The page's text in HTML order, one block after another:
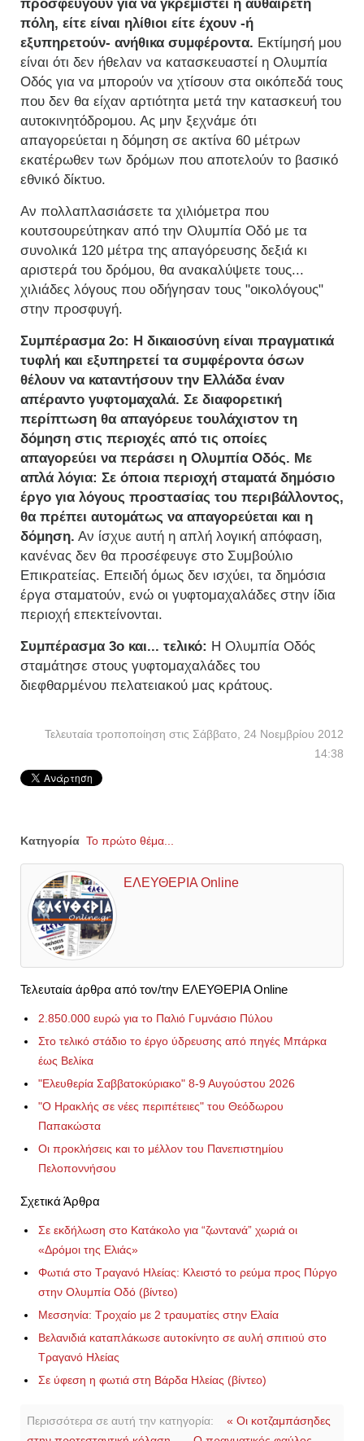
προσφεύγουν για να γκρεμιστεί η αυθαίρετη
πόλη, είτε είναι ηλίθιοι είτε έχουν -ή
εξυπηρετούν- ανήθικα συμφέροντα. Εκτίμησή μου
είναι ότι δεν ήθελαν να κατασκευαστεί η Ολυμπία
Οδός για να μπορούν να χτίσουν στα οικόπεδά τους
που δεν θα είχαν αρτιότητα μετά την κατασκευή του
αυτοκινητόδρομου. Ας μην ξεχνάμε ότι
απαγορεύεται η δόμηση σε ακτίνα 60 μέτρων
εκατέρωθεν των δρόμων που αποτελούν το βασικό
εθνικό δίκτυο.
Αν πολλαπλασιάσετε τα χιλιόμετρα που
κουτσουρεύτηκαν από την Ολυμπία Οδό με τα
συνολικά 120 μέτρα της απαγόρευσης δεξιά κι
αριστερά του δρόμου, θα ανακαλύψετε τους...
χιλιάδες λόγους που οδήγησαν τους "οικολόγους"
στην προσφυγή.
Συμπέρασμα 2ο: Η δικαιοσύνη είναι πραγματικά
τυφλή και εξυπηρετεί τα συμφέροντα όσων
θέλουν να καταντήσουν την Ελλάδα έναν
απέραντο γυφτομαχαλά. Σε διαφορετική
περίπτωση θα απαγόρευε τουλάχιστον τη
δόμηση στις περιοχές από τις οποίες
απαγορεύει να περάσει η Ολυμπία Οδός. Με
απλά λόγια: Σε όποια περιοχή σταματά δημόσιο
έργο για λόγους προστασίας του περιβάλλοντος,
θα πρέπει αυτομάτως να απαγορεύεται και η
δόμηση. Αν ίσχυε αυτή η απλή λογική απόφαση,
κανένας δεν θα προσέφευγε στο Συμβούλιο
Επικρατείας. Επειδή όμως δεν ισχύει, τα δημόσια
έργα σταματούν, ενώ οι γυφτομαχαλάδες στην ίδια
περιοχή επεκτείνονται.
Συμπέρασμα 3ο και... τελικό: Η Ολυμπία Οδός
σταμάτησε στους γυφτομαχαλάδες του
διεφθαρμένου πελατειακού μας κράτους.
Τελευταία τροποποίηση στις Σάββατο, 24 Νοεμβρίου 2012
14:38
Κατηγορία Το πρώτο θέμα...
ΕΛΕΥΘΕΡΙΑ Online
Τελευταία άρθρα από τον/την ΕΛΕΥΘΕΡΙΑ Online
2.850.000 ευρώ για το Παλιό Γυμνάσιο Πύλου
Στο τελικό στάδιο το έργο ύδρευσης από πηγές Μπάρκα
έως Βελίκα
"Ελευθερία Σαββατοκύριακο" 8-9 Αυγούστου 2026
"Ο Ηρακλής σε νέες περιπέτειες" του Θεόδωρου
Παπακώστα
Οι προκλήσεις και το μέλλον του Πανεπιστημίου
Πελοποννήσου
Σχετικά Άρθρα
Σε εκδήλωση στο Κατάκολο για “ζωντανά” χωριά οι
«Δρόμοι της Ελιάς»
Φωτιά στο Τραγανό Ηλείας: Κλειστό το ρεύμα προς Πύργο
στην Ολυμπία Οδό (βίντεο)
Μεσσηνία: Τροχαίο με 2 τραυματίες στην Ελαία
Βελανιδιά καταπλάκωσε αυτοκίνητο σε αυλή σπιτιού στο
Τραγανό Ηλείας
Σε ύφεση η φωτιά στη Βάρδα Ηλείας (βίντεο)
Περισσότερα σε αυτή την κατηγορία:
« Οι κοτζαμπάσηδες